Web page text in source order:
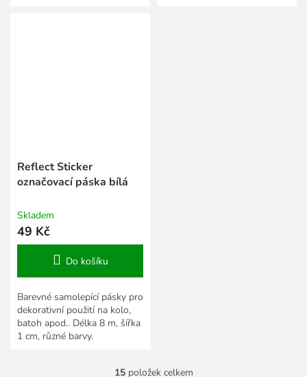
Reflect Sticker
označovací páska bílá
Skladem
49 Kč
Do košíku
Barevné samolepící pásky pro
dekorativní použití na kolo,
batoh apod.. Délka 8 m, šířka
1 cm, různé barvy.
15položek celkem